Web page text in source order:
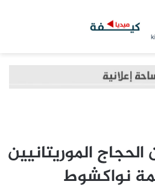
الموريتانيين
نواكشوط